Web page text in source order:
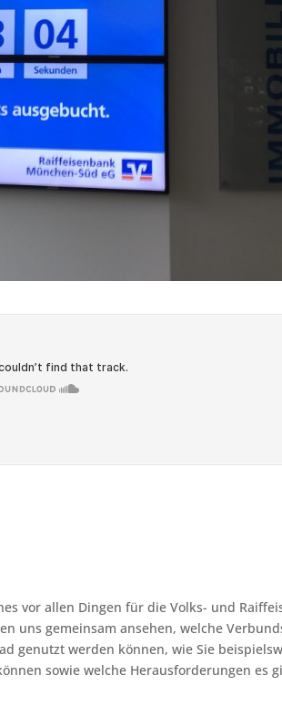
vor allen Dingen für die Volks- und
uns gemeinsam ansehen, welche
genutzt werden können, wie Sie
sowie welche Herausforderungen es